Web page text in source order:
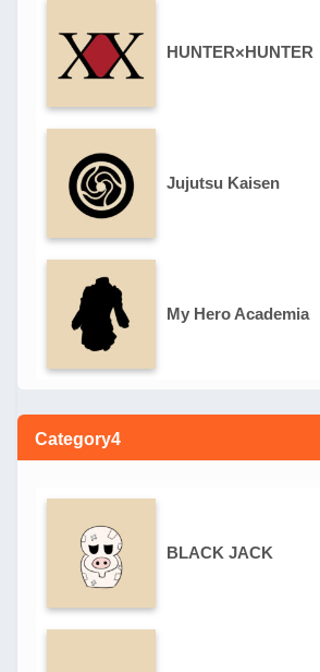
HUNTER×HUNTER
Jujutsu Kaisen
My Hero Academia
Category4
BLACK JACK